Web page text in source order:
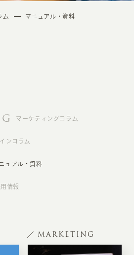
ム マニュアル・資料
マーケティングコラム
ンコラム
ュアル・資料
情報
MARKETING